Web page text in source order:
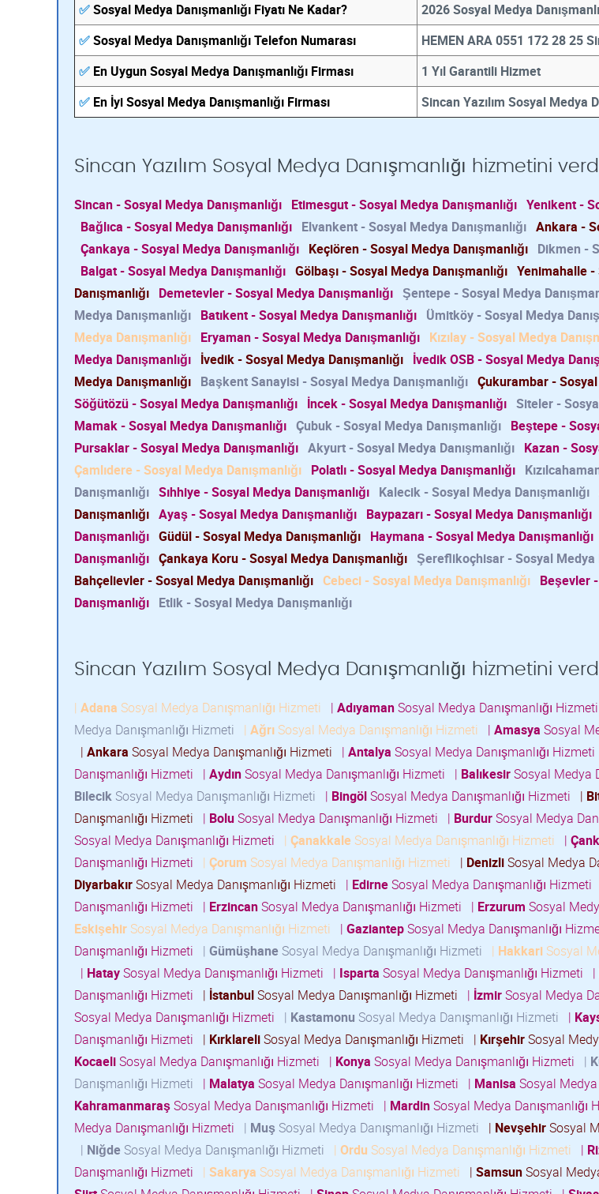
✅Sosyal Medya Danışmanlığı Fiyatı Ne Kadar?
2026 Sosyal Medya
✅Sosyal Medya Danışmanlığı Telefon Numarası
HEMEN ARA 0551 172 28 25
✅ En Uygun Sosyal Medya Danışmanlığı Firması
1 Yıl Garantili Hizmet
✅ En İyi Sosyal Medya Danışmanlığı Firması Sincan Yazılım Sosyal Medya
Sincan Yazılım Sosyal Medya Danışmanlığı hizmetini
Sincan - Sosyal Medya Danışmanlığı Etimesgut - Sosyal Medya Danışmanlığı Yenikent -
Bağlıca - Sosyal Medya Danışmanlığı Elvankent - Sosyal Medya Danışmanlığı Ankara -
Çankaya - Sosyal Medya Danışmanlığı Keçiören - Sosyal Medya Danışmanlığı Dikmen -
Balgat - Sosyal Medya Danışmanlığı Gölbaşı - Sosyal Medya Danışmanlığı Yenimahalle -
Danışmanlığı Demetevler - Sosyal Medya Danışmanlığı Şentepe - Sosyal Medya
Medya Danışmanlığı Batıkent - Sosyal Medya Danışmanlığı Ümitköy - Sosyal Medya
Medya Danışmanlığı Eryaman - Sosyal Medya Danışmanlığı Kızılay - Sosyal Medya
Medya Danışmanlığı İvedik - Sosyal Medya Danışmanlığı İvedik OSB - Sosyal Medya
Medya Danışmanlığı Başkent Sanayisi - Sosyal Medya Danışmanlığı Çukurambar - Sosyal
Söğütözü - Sosyal Medya Danışmanlığı İncek - Sosyal Medya Danışmanlığı Siteler -
Mamak - Sosyal Medya Danışmanlığı Çubuk - Sosyal Medya Danışmanlığı Beştepe -
Pursaklar - Sosyal Medya Danışmanlığı Akyurt - Sosyal Medya Danışmanlığı Kazan -
Çamlıdere - Sosyal Medya Danışmanlığı Polatlı - Sosyal Medya Danışmanlığı
Danışmanlığı Sıhhiye - Sosyal Medya Danışmanlığı Kalecik - Sosyal Medya Danışmanlığı
Danışmanlığı Ayaş - Sosyal Medya Danışmanlığı Baypazarı - Sosyal Medya Danışmanlığı
Danışmanlığı Güdül - Sosyal Medya Danışmanlığı Haymana - Sosyal Medya Danışmanlığı
Danışmanlığı Çankaya Koru - Sosyal Medya Danışmanlığı Şereflikoçhisar - Sosyal Medya
Bahçelievler - Sosyal Medya Danışmanlığı Cebeci - Sosyal Medya Danışmanlığı Beşevler
Danışmanlığı Etlik - Sosyal Medya Danışmanlığı
Sincan Yazılım Sosyal Medya Danışmanlığı hizmetini
| Adana Sosyal Medya Danışmanlığı Hizmeti | AdıyamanSosyal Medya Danışmanlığı Hizmeti
Medya Danışmanlığı Hizmeti
| AğrıSosyal Medya Danışmanlığı Hizmeti | Amasya Sosyal
| Ankara Sosyal Medya Danışmanlığı Hizmeti | Antalya Sosyal Medya Danışmanlığı Hizmeti
Danışmanlığı Hizmeti
| AydınSosyal Medya Danışmanlığı Hizmeti | BalıkesirSosyal Medya
BilecikSosyal Medya Danışmanlığı Hizmeti | BingölSosyal Medya Danışmanlığı Hizmeti |
Danışmanlığı Hizmeti
| BoluSosyal Medya Danışmanlığı Hizmeti | BurdurSosyal Medya
Sosyal Medya Danışmanlığı Hizmeti
| ÇanakkaleSosyal Medya Danışmanlığı Hizmeti |
Danışmanlığı Hizmeti
| Çorum Sosyal Medya Danışmanlığı Hizmeti | DenizliSosyal Medya
DiyarbakırSosyal Medya Danışmanlığı Hizmeti | EdirneSosyal Medya Danışmanlığı Hizmeti
Danışmanlığı Hizmeti
| ErzincanSosyal Medya Danışmanlığı Hizmeti | Erzurum Sosyal
EskişehirSosyal Medya Danışmanlığı Hizmeti | GaziantepSosyal Medya Danışmanlığı
Danışmanlığı Hizmeti
| GümüşhaneSosyal Medya Danışmanlığı Hizmeti | HakkariSosyal
| HataySosyal Medya Danışmanlığı Hizmeti | Isparta Sosyal Medya Danışmanlığı Hizmeti |
Danışmanlığı Hizmeti
| İstanbulSosyal Medya Danışmanlığı Hizmeti | İzmirSosyal Medya
Sosyal Medya Danışmanlığı Hizmeti
| Kastamonu Sosyal Medya Danışmanlığı Hizmeti |
Danışmanlığı Hizmeti
| KırklareliSosyal Medya Danışmanlığı Hizmeti | KırşehirSosyal
KocaeliSosyal Medya Danışmanlığı Hizmeti | Konya Sosyal Medya Danışmanlığı Hizmeti |
Danışmanlığı Hizmeti
| Malatya Sosyal Medya Danışmanlığı Hizmeti | Manisa Sosyal Medya
KahramanmaraşSosyal Medya Danışmanlığı Hizmeti | MardinSosyal Medya Danışmanlığı
Medya Danışmanlığı Hizmeti
| MuşSosyal Medya Danışmanlığı Hizmeti | NevşehirSosyal
| NiğdeSosyal Medya Danışmanlığı Hizmeti | Ordu Sosyal Medya Danışmanlığı Hizmeti |
Danışmanlığı Hizmeti
| Sakarya Sosyal Medya Danışmanlığı Hizmeti | SamsunSosyal